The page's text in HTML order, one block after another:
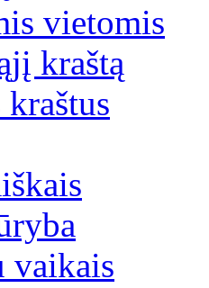
vietomis
kraštą
vaikais